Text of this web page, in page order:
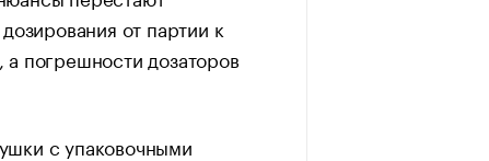
от партии к
погрешности дозаторов
с упаковочными